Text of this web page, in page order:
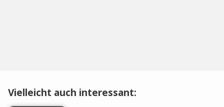
Vielleicht auch interessant: